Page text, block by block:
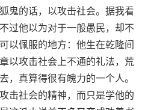
鬼的话，以攻击社会。据我看
过他以为对于一般愚民，却不
以佩服的地方：他生在乾隆间
以攻击社会上不通的礼法，荒
，真算得很有魄力的一个人。
击社会的精神，而只是学他的